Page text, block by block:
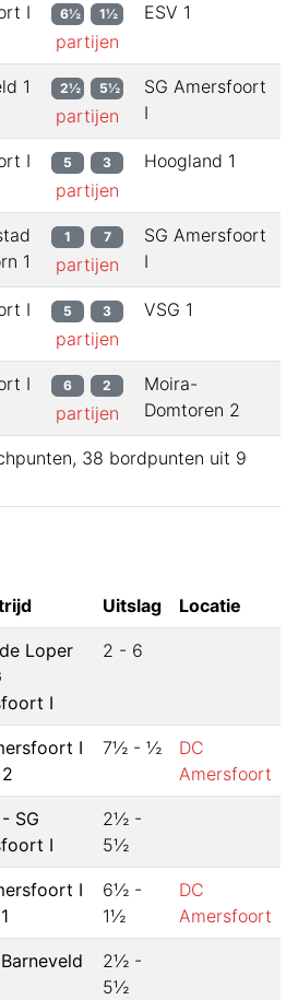
I 6½ 1½
partijen
ESV 1
1 2½ 5½
partijen
SG Amersfoort
I
I 5 3
partijen
Hoogland 1
1
1 7
partijen
SG Amersfoort
I
I 5 3
partijen
VSG 1
I 6 2
partijen
Moira-
Domtoren 2
38 bordpunten uit 9
Uitslag Locatie
Loper
I
2 - 6
I
7½ - ½
DC
Amersfoort
SG
I
2½ -
5½
I
6½ -
1½
DC
Amersfoort
2½ -
5½